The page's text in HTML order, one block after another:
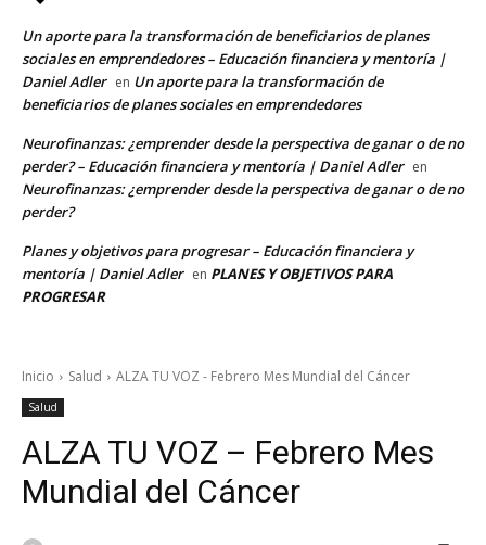
Un aporte para la transformación de beneficiarios de planes
sociales en emprendedores – Educación financiera y mentoría |
Daniel Adler en Un aporte para la transformación de
beneficiarios de planes sociales en emprendedores
Neurofinanzas: ¿emprender desde la perspectiva de ganar o de no
perder? – Educación financiera y mentoría | Daniel Adler en
Neurofinanzas: ¿emprender desde la perspectiva de ganar o de no
perder?
Planes y objetivos para progresar – Educación financiera y
mentoría | Daniel Adler en PLANES Y OBJETIVOS PARA
PROGRESAR